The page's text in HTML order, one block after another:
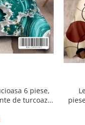
6 piese,
de turcoaz,